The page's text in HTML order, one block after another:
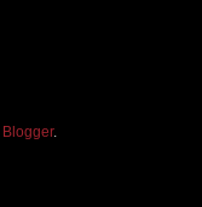
Blogger.